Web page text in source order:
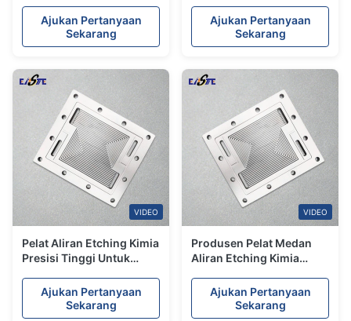
Energi
Ajukan Pertanyaan
Sekarang
Disesuaikan
Ajukan Pertanyaan
Sekarang
VIDEO
Pelat Aliran Etching Kimia
Presisi Tinggi Untuk
Tercetak
Ajukan Pertanyaan
Sekarang
VIDEO
Produsen Pelat Medan
Aliran Etching Kimia
Panas Sirkuit Cetak
Ajukan Pertanyaan
Sekarang